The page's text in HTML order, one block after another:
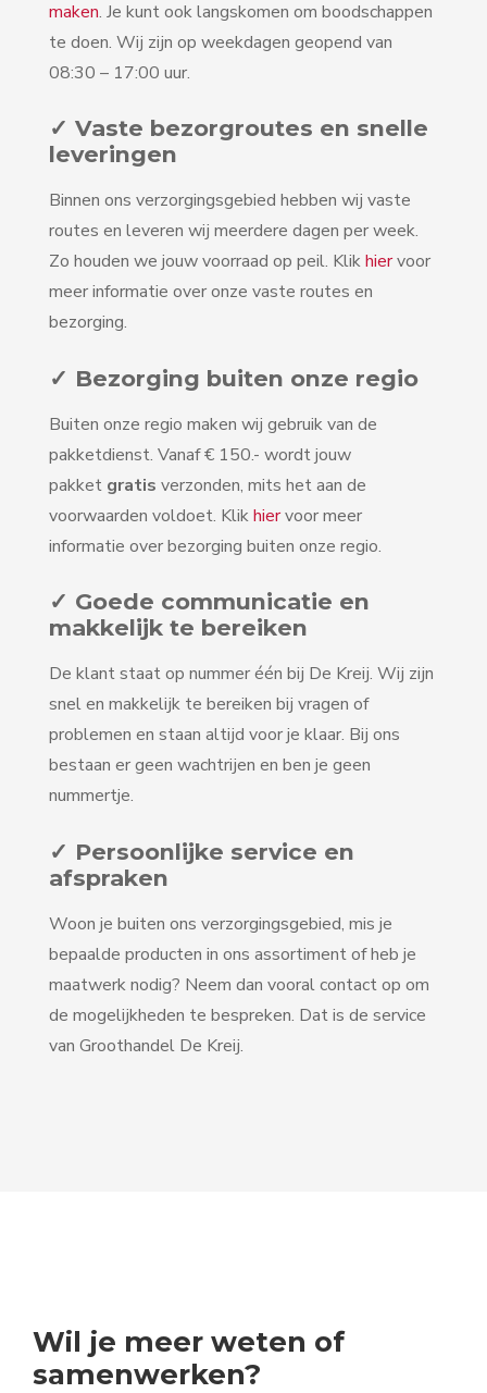
maken. Je kunt ook langskomen om boodschappen
te doen. Wij zijn op weekdagen geopend van
08:30 – 17:00 uur.
✓ Vaste bezorgroutes en snelle
leveringen
Binnen ons verzorgingsgebied hebben wij vaste
routes en leveren wij meerdere dagen per week.
Zo houden we jouw voorraad op peil. Klikhiervoor
meer informatie over onze vaste routes en
bezorging.
✓ Bezorging buiten onze regio
Buiten onze regio maken wij gebruik van de
pakketdienst. Vanaf € 150.- wordt jouw
pakket gratis verzonden, mits het aan de
voorwaarden voldoet. Klikhiervoor meer
informatie over bezorging buiten onze regio.
✓ Goede communicatie en
makkelijk te bereiken
De klant staat op nummer één bij De Kreij. Wij zijn
snel en makkelijk te bereiken bij vragen of
problemen en staan altijd voor je klaar. Bij ons
bestaan er geen wachtrijen en ben je geen
nummertje.
✓ Persoonlijke service en
afspraken
Woon je buiten ons verzorgingsgebied, mis je
bepaalde producten in ons assortiment of heb je
maatwerk nodig? Neem dan vooral contact op om
de mogelijkheden te bespreken. Dat is de service
van Groothandel De Kreij.
Wil je meer weten of
samenwerken?